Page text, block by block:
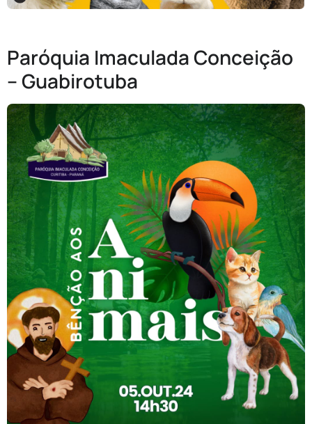
Paróquia Imaculada Conceição
– Guabirotuba